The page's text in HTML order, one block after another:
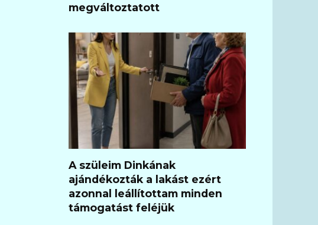
megváltoztatott
A szüleim Dinkának
ajándékozták a lakást ezért
azonnal leállítottam minden
támogatást feléjük